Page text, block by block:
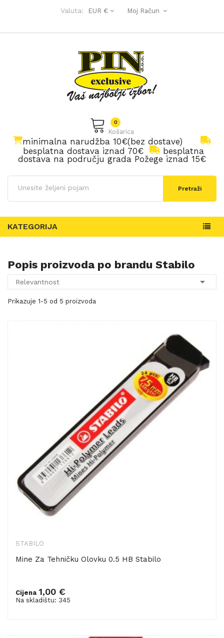
Valuta: EUR € Moj Račun
Košarica
0
minimalna narudžba 10€(bez dostave)
besplatna dostava iznad 70€
besplatna
dostava na području grada Požege iznad 15€
Pretraži
KATEGORIJA
Popis proizvoda po brandu Stabilo
Relevantnost 
Prikazuje 1-5 od 5 proizvoda
STABILO
Mine Za Tehničku Olovku 0.5 HB Stabilo
Cijena 1,00 €
Na skladištu: 345
Dodaj u košaricu